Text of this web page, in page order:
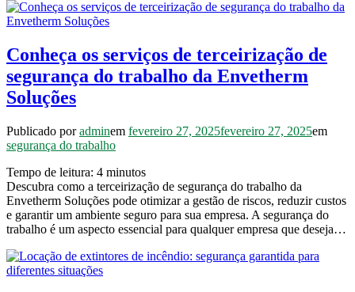
Conheça os serviços de terceirização de
segurança do trabalho da Envetherm
Soluções
Publicado poradminem fevereiro 27, 2025fevereiro 27, 2025em
segurança do trabalho
Tempo de leitura: 4 minutos
Descubra como a terceirização de segurança do trabalho da
Envetherm Soluções pode otimizar a gestão de riscos, reduzir custos
e garantir um ambiente seguro para sua empresa. A segurança do
trabalho é um aspecto essencial para qualquer empresa que deseja…